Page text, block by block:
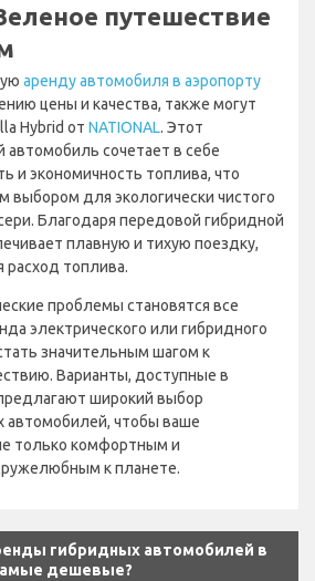
путешествие
аренду автомобиля в аэропорту
цены и качества, также могут
Hybrid от NATIONAL. Этот
автомобиль сочетает в себе
и экономичность топлива, что
выбором для экологически чистого
Благодаря передовой гибридной
плавную и тихую поездку,
расход топлива.
проблемы становятся все
электрического или гибридного
значительным шагом к
Варианты, доступные в
широкий выбор
автомобилей, чтобы ваше
только комфортным и
к планете.
гибридных автомобилей в
дешевые?